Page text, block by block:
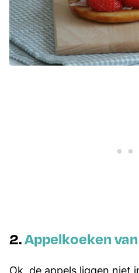
2.Appelkoeken
Ok, de appels liggen niet